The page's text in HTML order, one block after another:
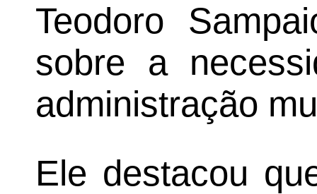
Teodoro
sobre a
administração
Ele destacou